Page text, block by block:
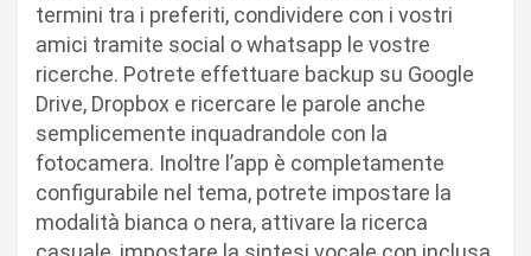
termini tra i preferiti, condividere con i vostri
amici tramite social o whatsapp le vostre
ricerche. Potrete effettuare backup su Google
Drive, Dropbox e ricercare le parole anche
semplicemente inquadrandole con la
fotocamera. Inoltre l’app è completamente
configurabile nel tema, potrete impostare la
modalità bianca o nera, attivare la ricerca